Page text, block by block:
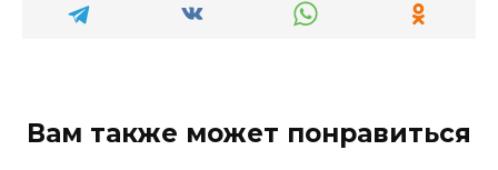
Вам также может понравиться